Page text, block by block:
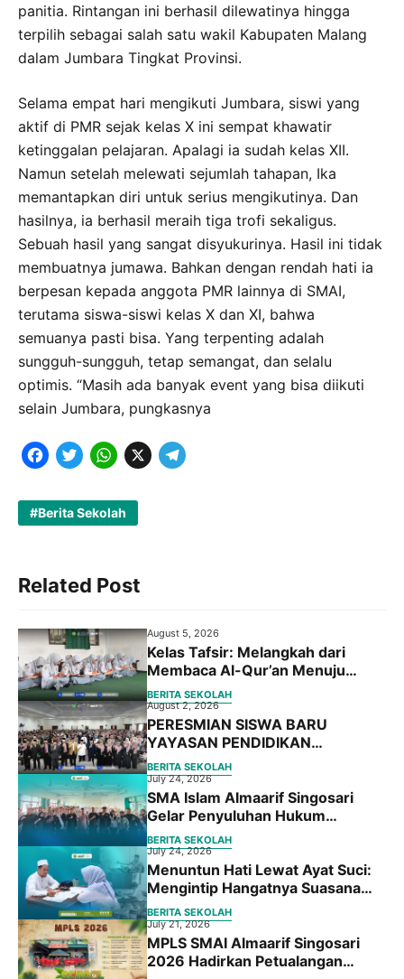
panitia. Rintangan ini berhasil dilewatinya hingga
terpilih sebagai salah satu wakil Kabupaten Malang
dalam Jumbara Tingkat Provinsi.
Selama empat hari mengikuti Jumbara, siswi yang
aktif di PMR sejak kelas X ini sempat khawatir
ketinggalan pelajaran. Apalagi ia sudah kelas XII.
Namun setelah melewati sejumlah tahapan, Ika
memantapkan diri untuk serius mengikutinya. Dan
hasilnya, ia berhasil meraih tiga trofi sekaligus.
Sebuah hasil yang sangat disyukurinya. Hasil ini tidak
membuatnya jumawa. Bahkan dengan rendah hati ia
berpesan kepada anggota PMR lainnya di SMAI,
terutama siswa-siswi kelas X dan XI, bahwa
semuanya pasti bisa. Yang terpenting adalah
sungguh-sungguh, tetap semangat, dan selalu
optimis. “Masih ada banyak event yang bisa diikuti
selain Jumbara, pungkasnya
F
c
o
k
T
i
e
W
a
A
p
X
T
m
Berita Sekolah
Related Post
August 5, 2026
Kelas Tafsir: Melangkah dari
Membaca Al-Qur’an Menuju
Memahami Maknanya
BERITA SEKOLAH
August 2, 2026
PERESMIAN SISWA BARU
YAYASAN PENDIDIKAN
ALMAARIF SINGOSARI TA.
2026/2027
BERITA SEKOLAH
July 24, 2026
SMA Islam Almaarif Singosari
Gelar Penyuluhan Hukum
Bersama Fakultas Hukum
Universitas Islam Malang
BERITA SEKOLAH
July 24, 2026
Menuntun Hati Lewat Ayat Suci:
Mengintip Hangatnya Suasana
Placement Test BBQ Siswa Baru
SMA Islam Almaarif Singosari
BERITA SEKOLAH
July 21, 2026
MPLS SMAI Almaarif Singosari
2026 Hadirkan Petualangan